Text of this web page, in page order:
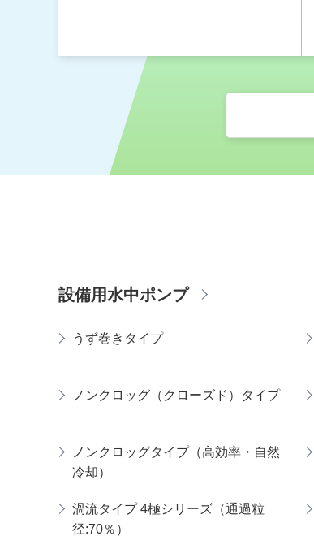
設備用水中ポンプ
うず巻きタイプ
ノンクロッグ（クローズド）タイプ
ノンクロッグタイプ（高効率・自然
冷却）
渦流タイプ 4極シリーズ（通過粒
径:70％）